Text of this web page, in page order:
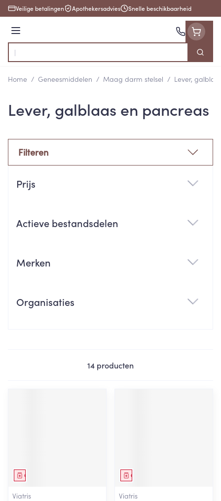
Ga naar de inhoud
Veilige betalingen Apothekersadvies Snelle beschikbaarheid
Menu
Product, merk, categorie...
Zoek
Home / Geneesmiddelen / Maag darm stelsel / Lever,
Lever, galblaas en pancreas
Filteren
Prijs
Actieve bestandsdelen
Merken
Organisaties
14 producten
Geneesmiddel
Viatris
Geneesmiddel
Viatris